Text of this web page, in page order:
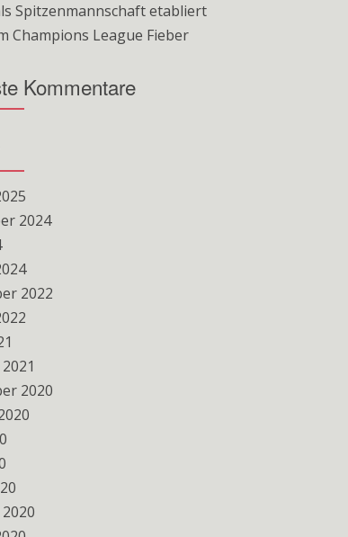
Spitzenmannschaft etabliert
Champions League Fieber
Kommentare
2024
2022
2020